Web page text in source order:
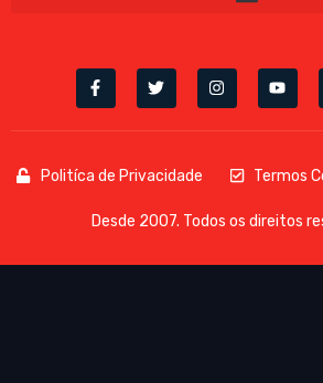
Politíca de Privacidade Termos
Desde 2007. Todos os direitos